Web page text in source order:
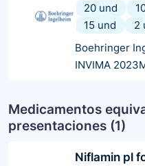
20 und
15 und
2
Boehringer
INVIMA
Medicamentos
presentaciones (1)
Niflamin pl